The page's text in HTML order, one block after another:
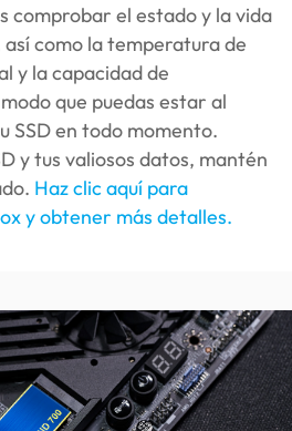
comprobar el estado y la vida
como la temperatura de
y la capacidad de
que puedas estar al
SSD en todo momento.
y tus valiosos datos, mantén
Haz clic aquí para
y obtener más detalles.